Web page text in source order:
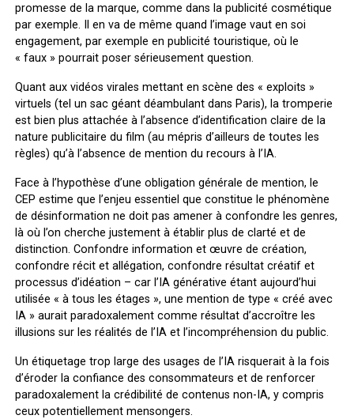
promesse de la marque, comme dans la publicité cosmétique
par exemple. Il en va de même quand l’image vaut en soi
engagement, par exemple en publicité touristique, où le
« faux » pourrait poser sérieusement question.
Quant aux vidéos virales mettant en scène des « exploits »
virtuels (tel un sac géant déambulant dans Paris), la tromperie
est bien plus attachée à l’absence d’identification claire de la
nature publicitaire du film (au mépris d’ailleurs de toutes les
règles) qu’à l’absence de mention du recours à l’IA.
Face à l’hypothèse d’une obligation générale de mention, le
CEP estime que l’enjeu essentiel que constitue le phénomène
de désinformation ne doit pas amener à confondre les genres,
là où l’on cherche justement à établir plus de clarté et de
distinction. Confondre information et œuvre de création,
confondre récit et allégation, confondre résultat créatif et
processus d’idéation – car l’IA générative étant aujourd’hui
utilisée « à tous les étages », une mention de type « créé avec
IA » aurait paradoxalement comme résultat d’accroître les
illusions sur les réalités de l’IA et l’incompréhension du public.
Un étiquetage trop large des usages de l’IA risquerait à la fois
d’éroder la confiance des consommateurs et de renforcer
paradoxalement la crédibilité de contenus non-IA, y compris
ceux potentiellement mensongers.